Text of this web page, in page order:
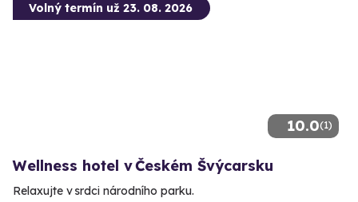
10.0(1)
Volný termín už 23. 08. 2026
Wellness hotel v Českém Švýcarsku
Relaxujte v srdci národního parku.